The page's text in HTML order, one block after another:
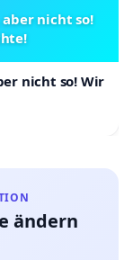
nicht so!
nicht so! Wir
ändern